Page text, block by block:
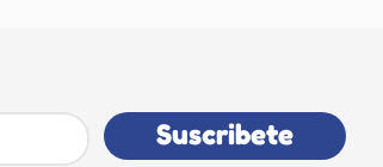
Suscribete